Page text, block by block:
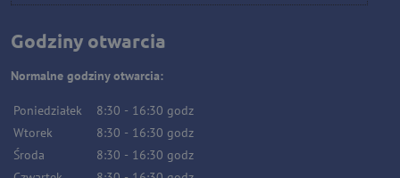
Godziny otwarcia
Normalne godziny otwarcia:
Poniedziałek 8:30 - 16:30 godz
Wtorek
8:30 - 16:30 godz
Środa
8:30 - 16:30 godz